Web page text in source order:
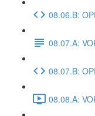
08.06.B:
08.07.A:
08.07.B:
08.08.A: